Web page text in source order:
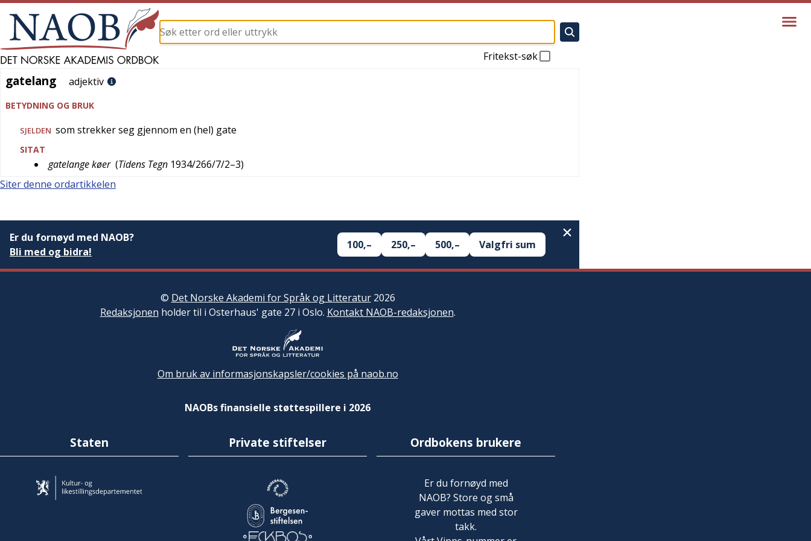
Fritekst-søk
gatelang
gatelang adjektiv
BETYDNING OG BRUK
SJELDEN som strekker seg gjennom en (hel) gate
SITAT
gatelange køer (Tidens Tegn 1934/266/7/2–3)
Siter denne ordartikkelen
Er du fornøyd med NAOB?
Bli med og bidra!
100,– 250,– 500,– Valgfri sum
© Det Norske Akademi for Språk og Litteratur2026
Redaksjonen holder til i Osterhaus' gate 27 i Oslo. Kontakt NAOB-redaksjonen.
Om bruk av informasjonskapsler/cookies på naob.no
NAOBs finansielle støttespillere i 2026
Staten Private stiftelser Ordbokens brukere
Er du fornøyd med
NAOB? Store og små
gaver mottas med stor
takk.